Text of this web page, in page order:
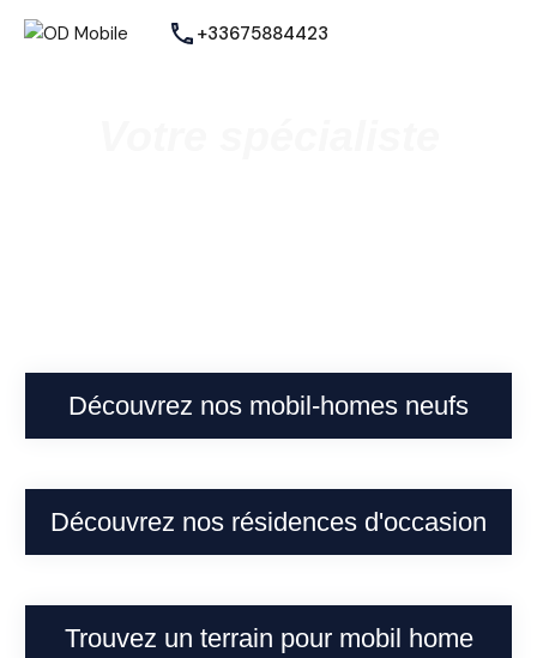
+33675884423
Découvrez nos mobil-homes neufs
Découvrez nos résidences d'occasion
Trouvez un terrain pour mobil home